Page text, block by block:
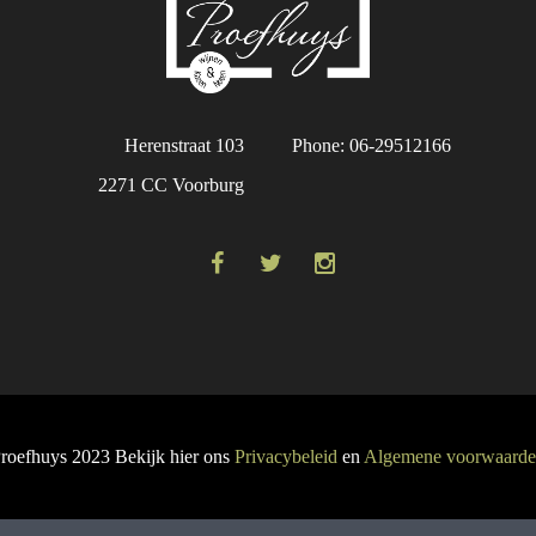
Phone: 06-29512166
Herenstraat 103
2271 CC Voorburg
2023 Bekijk hier ons Privacybeleid en Algemene